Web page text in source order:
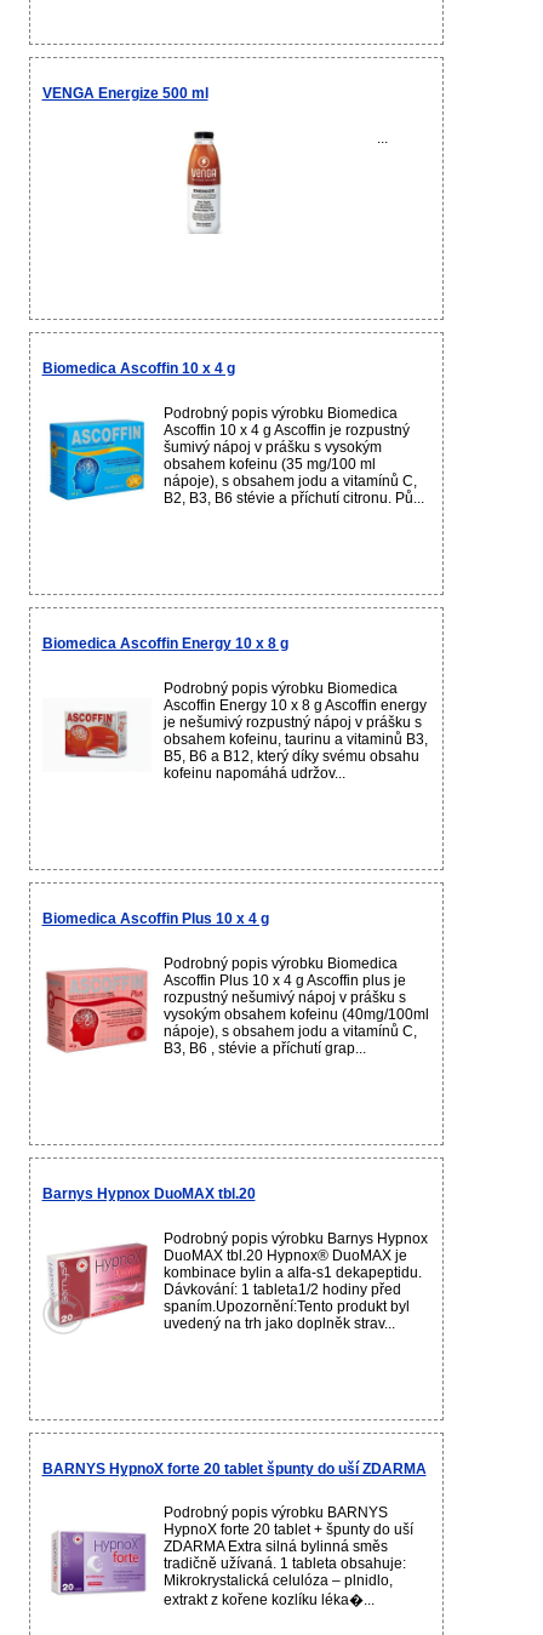
VENGA Energize 500 ml
...
Biomedica Ascoffin 10 x 4 g
Podrobný popis výrobku Biomedica
Ascoffin 10 x 4 g Ascoffin je rozpustný
šumivý nápoj v prášku s vysokým
obsahem kofeinu (35 mg/100 ml
nápoje), s obsahem jodu a vitamínů C,
B2, B3, B6 stévie a příchutí citronu. Pů...
Biomedica Ascoffin Energy 10 x 8 g
Podrobný popis výrobku Biomedica
Ascoffin Energy 10 x 8 g Ascoffin energy
je nešumivý rozpustný nápoj v prášku s
obsahem kofeinu, taurinu a vitaminů B3,
B5, B6 a B12, který díky svému obsahu
kofeinu napomáhá udržov...
Biomedica Ascoffin Plus 10 x 4 g
Podrobný popis výrobku Biomedica
Ascoffin Plus 10 x 4 g Ascoffin plus je
rozpustný nešumivý nápoj v prášku s
vysokým obsahem kofeinu (40mg/100ml
nápoje), s obsahem jodu a vitamínů C,
B3, B6 , stévie a příchutí grap...
Barnys Hypnox DuoMAX tbl.20
Podrobný popis výrobku Barnys Hypnox
DuoMAX tbl.20 Hypnox® DuoMAX je
kombinace bylin a alfa-s1 dekapeptidu.
Dávkování: 1 tableta1/2 hodiny před
spaním.Upozornění:Tento produkt byl
uvedený na trh jako doplněk strav...
BARNYS HypnoX forte 20 tablet špunty do uší ZDARMA
Podrobný popis výrobku BARNYS
HypnoX forte 20 tablet + špunty do uší
ZDARMA Extra silná bylinná směs
tradičně užívaná. 1 tableta obsahuje:
Mikrokrystalická celulóza – plnidlo,
extrakt z kořene kozlíku léka�...